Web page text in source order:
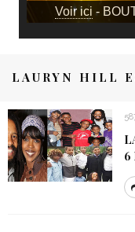
Voir ici -
LAURYN HILL
6